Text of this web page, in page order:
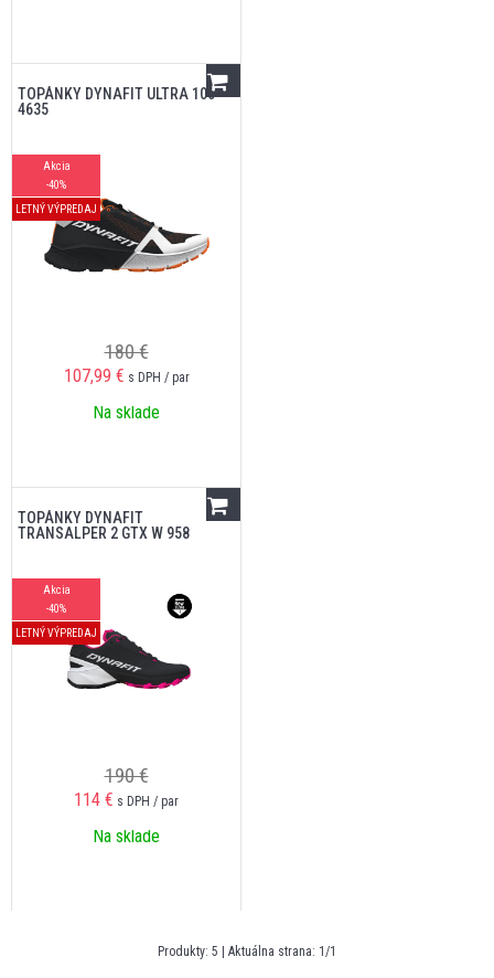
TOPÁNKY DYNAFIT ULTRA 100
4635
Akcia
-40%
LETNÝ VÝPREDAJ
180 €
107,99 € s DPH / par
Na sklade
TOPÁNKY DYNAFIT
TRANSALPER 2 GTX W 958
Akcia
-40%
LETNÝ VÝPREDAJ
190 €
114 € s DPH / par
Na sklade
Produkty: 5 | Aktuálna strana: 1/1